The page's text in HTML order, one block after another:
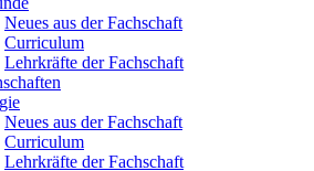
Neues aus der Fachschaft
Curriculum
Lehrkräfte der Fachschaft
Neues aus der Fachschaft
Curriculum
Lehrkräfte der Fachschaft